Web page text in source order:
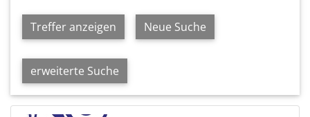
Treffer anzeigen Neue Suche
erweiterte Suche